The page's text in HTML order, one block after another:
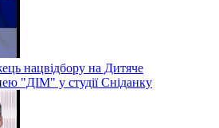
нацвідбору на Дитяче
"ДІМ" у студії Сніданку